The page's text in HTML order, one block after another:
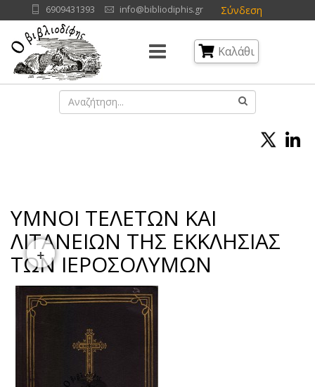
Σύνδεση
6909431393 info@bibliodiphis.gr
Καλάθι
ΥΜΝΟΙ ΤΕΛΕΤΩΝ ΚΑΙ
ΛΙΤΑΝΕΙΩΝ ΤΗΣ ΕΚΚΛΗΣΙΑΣ
ΤΩΝ ΙΕΡΟΣΟΛΥΜΩΝ
+